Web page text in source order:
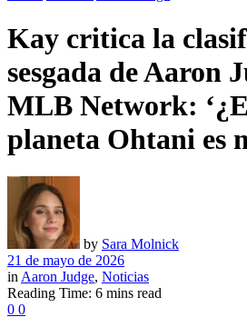
Kay critica la
sesgada de Aaron
MLB Network:
planeta Ohtani es
by Sara Molnick
21 de mayo de 2026
in Aaron Judge, Noticias
Reading Time: 6 mins read
0 0